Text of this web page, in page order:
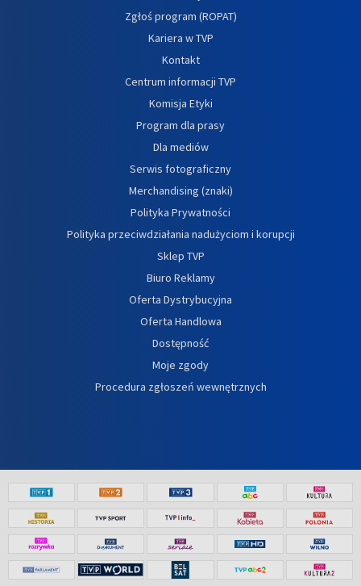
Zgłoś program (ROPAT)
Kariera w TVP
Kontakt
Centrum informacji TVP
Komisja Etyki
Program dla prasy
Dla mediów
Serwis fotograficzny
Merchandising (znaki)
Polityka Prywatności
Polityka przeciwdziałania nadużyciom i korupcji
Sklep TVP
Biuro Reklamy
Oferta Dystrybucyjna
Oferta Handlowa
Dostępność
Moje zgody
Procedura zgłoszeń wewnętrznych